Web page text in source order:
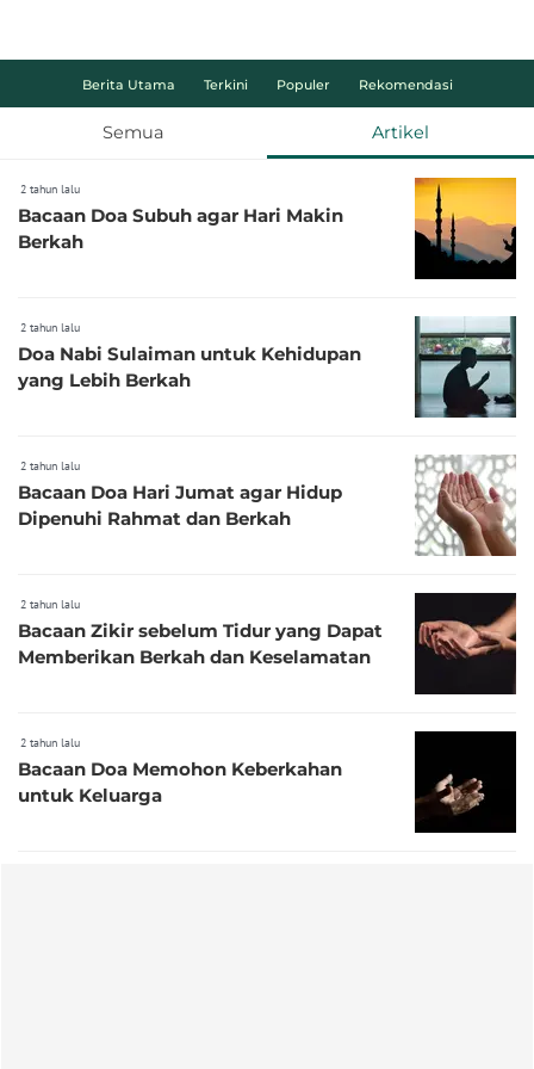
Berita Utama Terkini Populer Rekomendasi
Semua Artikel
2 tahun lalu
Bacaan Doa Subuh agar Hari Makin
Berkah
2 tahun lalu
Doa Nabi Sulaiman untuk Kehidupan
yang Lebih Berkah
2 tahun lalu
Bacaan Doa Hari Jumat agar Hidup
Dipenuhi Rahmat dan Berkah
2 tahun lalu
Bacaan Zikir sebelum Tidur yang Dapat
Memberikan Berkah dan Keselamatan
2 tahun lalu
Bacaan Doa Memohon Keberkahan
untuk Keluarga